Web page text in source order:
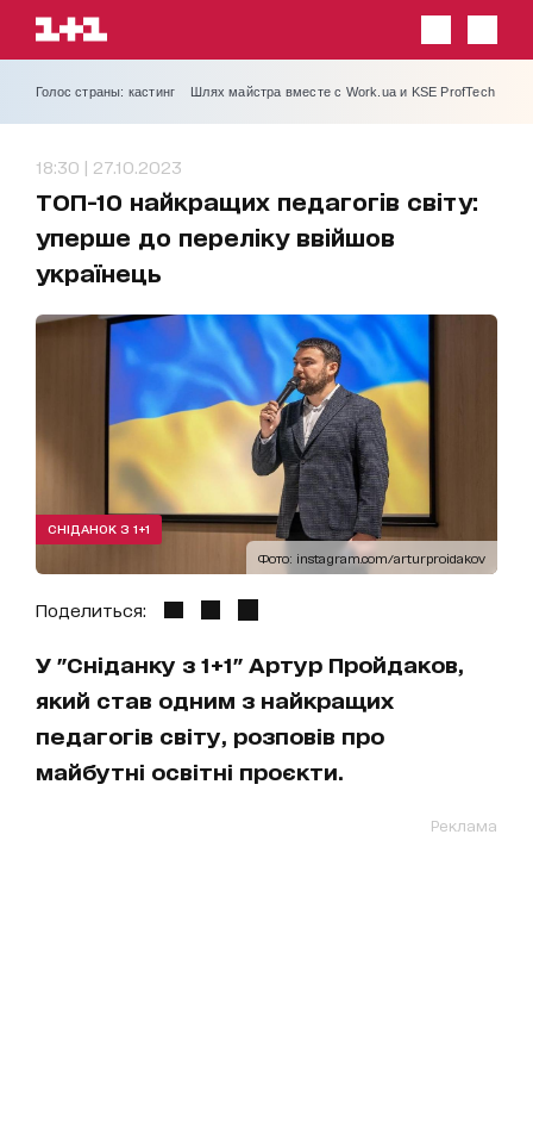
Голос страны: кастинг Шлях майстра вместе с Work.ua и KSE ProfTech
18:30 | 27.10.2023
ТОП-10 найкращих педагогів світу:
уперше до переліку ввійшов
українець
Фото: instagram.com/arturproidakov
СНІДАНОК З 1+1
Поделиться:
У "Сніданку з 1+1" Артур Пройдаков,
який став одним з найкращих
педагогів світу, розповів про
майбутні освітні проєкти.
Реклама